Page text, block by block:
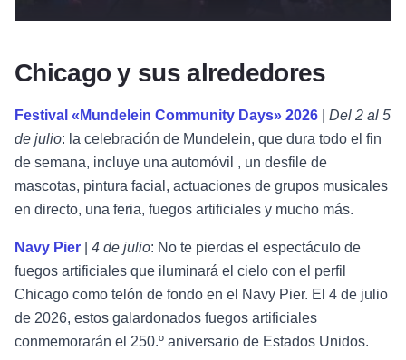
Chicago y sus alrededores
Festival «Mundelein Community Days» 2026
Del 2 al 5
de julio: la celebración de Mundelein, que dura todo el fin
de semana, incluye una automóvil , un desfile de
mascotas, pintura facial, actuaciones de grupos musicales
en directo, una feria, fuegos artificiales y mucho más.
Navy Pier 4 de julio: No te pierdas el espectáculo de
fuegos artificiales que iluminará el cielo con el perfil
Chicago como telón de fondo en el Navy Pier. El 4 de julio
de 2026, estos galardonados fuegos artificiales
conmemorarán el 250.º aniversario de Estados Unidos.